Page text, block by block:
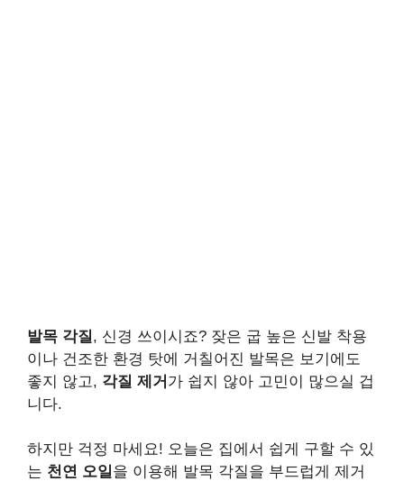
발목 각질 , 신경 쓰이시죠? 잦은 굽 높은 신발 착용
이나 건조한 환경 탓에 거칠어진 발목은 보기에도
좋지 않고, 각질 제거 가 쉽지 않아 고민이 많으실 겁
니다.
하지만 걱정 마세요! 오늘은 집에서 쉽게 구할 수 있
는 천연 오일을 이용해 발목 각질을 부드럽게 제거